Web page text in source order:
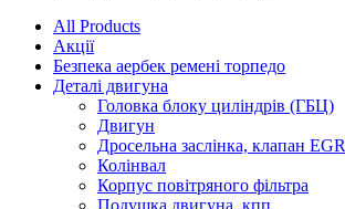
All Products
Акції
Безпека аербек ремені торпедо
Деталі двигуна
Головка блоку циліндрів (ГБЦ)
Двигун
Дросельна заслінка, клапан EGR
Колінвал
Корпус повітряного фільтра
Подушка двигуна, кпп